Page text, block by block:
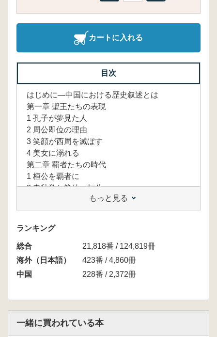
カートに入れる
目次
はじめに―中国における歴史叙述とは
第一章 聖王たちの表現
1 孔子が夢見た人
2 周公即位の理由
3 笑顔が西周を滅ぼす
4 美女に溺れる
第二章 覇者たちの時代
1 桓公を覇者に
2 春秋学と管仲・桓公
4 管仲物語の形成
第三章 孔子伝説の展開
1 魯の政治に関わる
2 放浪する孔子
3 経典と教団
4 『荘子』の孔子物語
4 儒教の普及を目指す
もっと見る
ランキング
総合
21,818番 / 124,819冊
海外（日本語）
423番 / 4,860冊
中国
228番 / 2,372冊
一緒に買われている本